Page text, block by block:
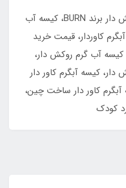
کیسه آب گرم 1 لیتری کودک روکش دار برند BURN، کیسه آب
کاوردار، قیمت خرید
آب گرم روکش دار،
روکش دار، کیسه آبگرم کاور دار
کاور دار ساخت چین،
کودک